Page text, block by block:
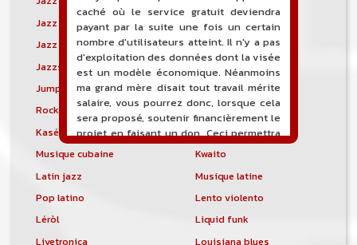
Jazz Nouvelle-Orléans
Jazz punk
Jazz vocal
Jazz-funk
Jazzstep
Jersey club
Jump blues
Jump-up
Rock canadien
Kansas City blues
Kasékò
Kizomba
Musique cubaine
Kwaito
Latin jazz
Musique latine
Pop latino
Lento violento
Léròl
Liquid funk
Livetronica
Louisiana blues
caché où le service gratuit deviendra
payant par la suite une fois un certain
nombre d'utilisateurs atteint. Il n'y a pas
d'exploitation des données dont la visée
est un modèle économique. Néanmoins
ma grand mère disait tout travail mérite
salaire, vous pourrez donc, lorsque cela
sera proposé, soutenir financièrement le
projet en faisant un don. Ceci permettra
de financer l'hébergement, le nom de
de développement du site, et peut-être
une campagne de communication. Il va
comptabilité sera totalement publique
visible directement sur le site.